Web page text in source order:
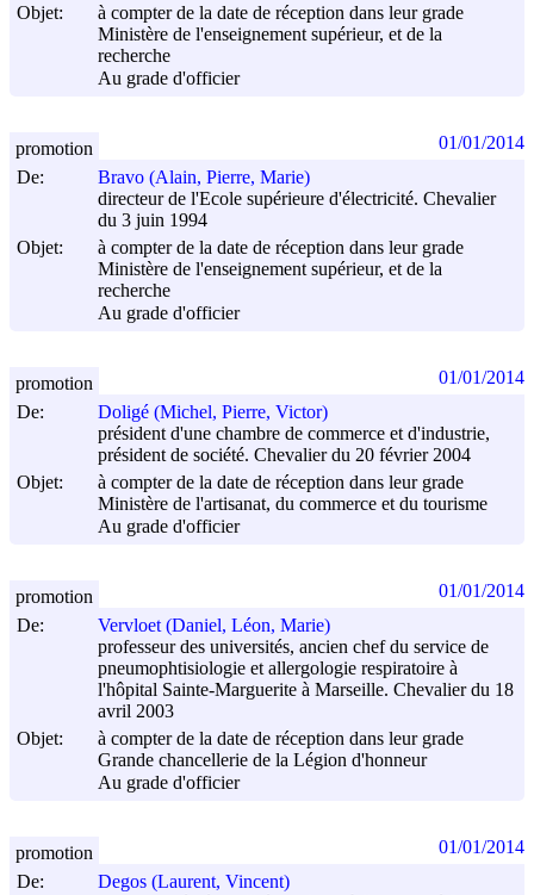
Objet:
à compter de la date de réception dans leur grade
Ministère de l'enseignement supérieur, et de la
recherche
Au grade d'officier
De:
Bravo (Alain, Pierre, Marie)
directeur de l'Ecole supérieure d'électricité. Chevalier
du 3 juin 1994
Objet:
à compter de la date de réception dans leur grade
Ministère de l'enseignement supérieur, et de la
recherche
Au grade d'officier
promotion 01/01/2014
De:
Doligé (Michel, Pierre, Victor)
président d'une chambre de commerce et d'industrie,
président de société. Chevalier du 20 février 2004
Objet:
à compter de la date de réception dans leur grade
Ministère de l'artisanat, du commerce et du tourisme
Au grade d'officier
promotion 01/01/2014
De:
Vervloet (Daniel, Léon, Marie)
professeur des universités, ancien chef du service de
pneumophtisiologie et allergologie respiratoire à
l'hôpital Sainte-Marguerite à Marseille. Chevalier du 18
avril 2003
Objet:
à compter de la date de réception dans leur grade
Grande chancellerie de la Légion d'honneur
Au grade d'officier
promotion 01/01/2014
De:
Degos (Laurent, Vincent)
promotion 01/01/2014